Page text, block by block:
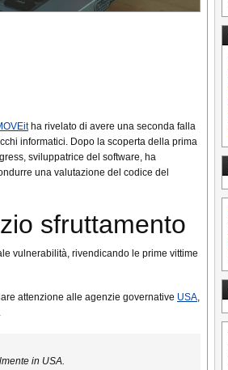
ha rivelato di avere una seconda falla
informatici. Dopo la scoperta della prima
sviluppatrice del software, ha
una valutazione del codice del
sfruttamento
vulnerabilità, rivendicando le prime vittime
attenzione alle agenzie governative USA,
in USA.